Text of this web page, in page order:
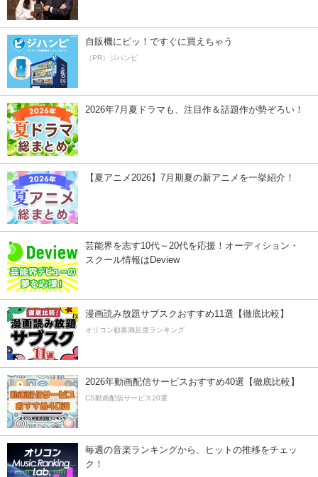
自販機にピッ！ですぐに買えちゃう
（PR）ジハンピ
2026年7月夏ドラマも、注目作＆話題作が勢ぞろい！
【夏アニメ2026】7月期夏の新アニメを一挙紹介！
芸能界を志す10代～20代を応援！オーディション・
スクール情報はDeview
漫画読み放題サブスクおすすめ11選【徹底比較】
オリコン顧客満足度ランキング
2026年動画配信サービスおすすめ40選【徹底比較】
CS動画配信サービス20選
毎週の音楽ランキングから、ヒットの推移をチェッ
ク！